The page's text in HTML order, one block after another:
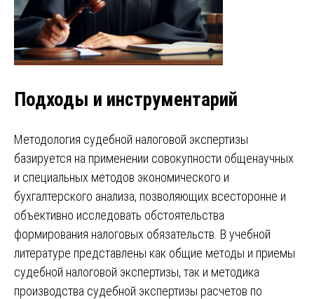
Подходы и инструментарий
Методология судебной налоговой экспертизы
базируется на применении совокупности общенаучных
и специальных методов экономического и
бухгалтерского анализа, позволяющих всесторонне и
объективно исследовать обстоятельства
формирования налоговых обязательств. В учебной
литературе представлены как общие методы и приемы
судебной налоговой экспертизы, так и методика
производства судебной экспертизы расчетов по